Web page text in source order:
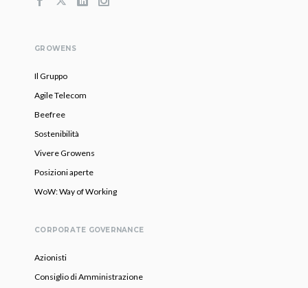
GROWENS
Il Gruppo
Agile Telecom
Beefree
Sostenibilità
Vivere Growens
Posizioni aperte
WoW: Way of Working
CORPORATE GOVERNANCE
Azionisti
Consiglio di Amministrazione